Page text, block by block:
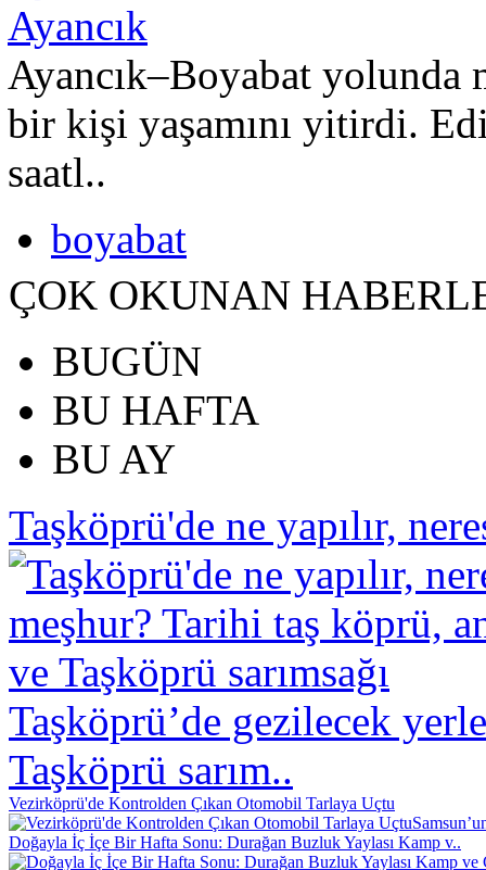
Ayancık
Ayancık–Boyabat yolunda
bir kişi yaşamını yitirdi.
saatl..
boyabat
ÇOK OKUNAN
BUGÜN
BU HAFTA
BU AY
Taşköprü'de ne yapılır,
Taşköprü’de gezilecek
Taşköprü sarım..
Vezirköprü'de Kontrolden Çıkan Otomobil Tarlaya Uçtu
Doğayla İç İçe Bir Hafta Sonu: Durağan Buzluk Yaylası Kamp v..